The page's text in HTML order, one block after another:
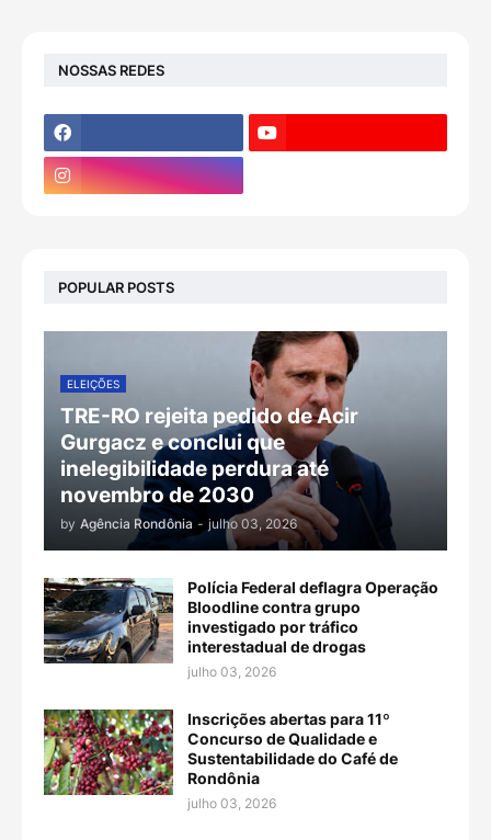
NOSSAS REDES
POPULAR POSTS
ELEIÇÕES
TRE-RO rejeita pedido de Acir
Gurgacz e conclui que
inelegibilidade perdura até
novembro de 2030
by Agência Rondônia - julho 03, 2026
Polícia Federal deflagra Operação
Bloodline contra grupo
investigado por tráfico
interestadual de drogas
julho 03, 2026
Inscrições abertas para 11º
Concurso de Qualidade e
Sustentabilidade do Café de
Rondônia
julho 03, 2026